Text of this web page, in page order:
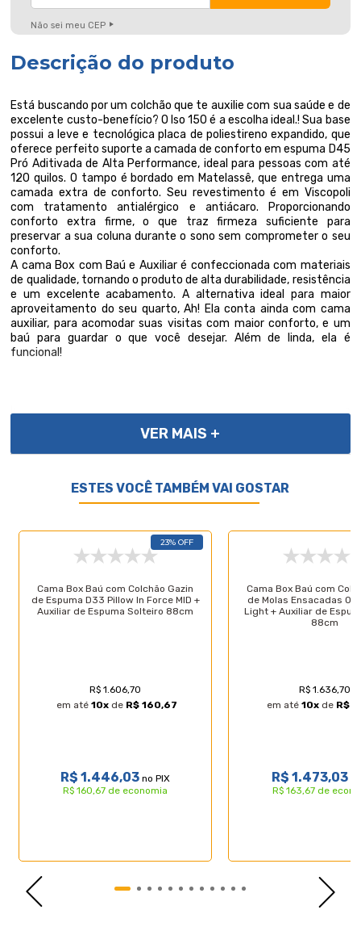
Não sei meu CEP
Descrição do produto
Está buscando por um colchão que te auxilie com sua saúde e de
excelente custo-benefício? O Iso 150 é a escolha ideal.! Sua base
possui a leve e tecnológica placa de poliestireno expandido, que
oferece perfeito suporte a camada de conforto em espuma D45
Pró Aditivada de Alta Performance, ideal para pessoas com até
120 quilos. O tampo é bordado em Matelassê, que entrega uma
camada extra de conforto. Seu revestimento é em Viscopoli
com tratamento antialérgico e antiácaro. Proporcionando
conforto extra firme, o que traz firmeza suficiente para
preservar a sua coluna durante o sono sem comprometer o seu
conforto.
A cama Box com Baú e Auxiliar é confeccionada com materiais
de qualidade, tornando o produto de alta durabilidade, resistência
e um excelente acabamento. A alternativa ideal para maior
aproveitamento do seu quarto, Ah! Ela conta ainda com cama
auxiliar, para acomodar suas visitas com maior conforto, e um
baú para guardar o que você desejar. Além de linda, ela é
funcional!
Importante, as cores podem variar conforme a tela; Não
oferecemos montagem; recomendamos profissionais
qualificados. Confira as dimensões para transporte em
elevadores e passagens. Não transportamos por meios especiais.
aceitaremos devoluções por arrependimento apenas se a
Características do Produto
- Acabamento: Viscopoli e bordado em matelassê;
- EPS Poliestireno Expansível: Possui;
- Tipo de conforto: Extra Firme;
88x188x18cm.
Especificações Técnicas Baú:
VER MAIS +
ESTES VOCÊ TAMBÉM VAI GOSTAR
23% OFF
Cama Box Baú com Colchão Gazin
de Espuma D33 Pillow In Force MID +
Auxiliar de Espuma Solteiro 88cm
R$ 1.606,70
em até10x de R$ 160,67
R$ 1.446,03 no PIX
R$ 160,67 de economia
Cama Box Baú com
de Molas Ensacadas
Light + Auxiliar de
88cm
R$ 1.636,70
em até 10xde R$
R$ 1.473,03
R$ 163,67 de